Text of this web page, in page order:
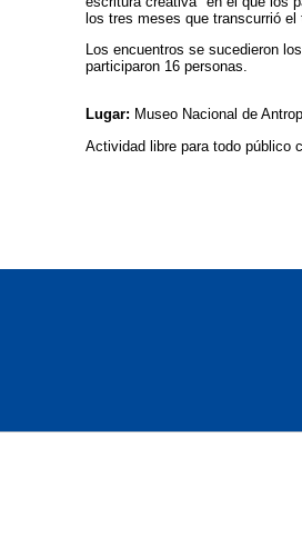
los tres meses que transcurrió el
Los encuentros se sucedieron
participaron 16 personas.
Lugar: Museo Nacional de
Actividad libre para todo público